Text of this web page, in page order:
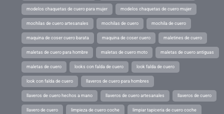
modelos chaquetas de cuero para mujer modelos chaquetas de cuero mujer
mochilas de cuero artesanales mochilas de cuero mochila de cuero
maquina de coser cuero barata maquina de coser cuero maletines de cuero
maletas de cuero para hombre maletas de cuero moto maletas de cuero antiguas
maletas de cuero looks con falda de cuero look falda de cuero
look con falda de cuero llaveros de cuero para hombres
llaveros de cuero hechos a mano llaveros de cuero artesanales llaveros de cuero
llavero de cuero limpieza de cuero coche limpiar tapiceria de cuero coche